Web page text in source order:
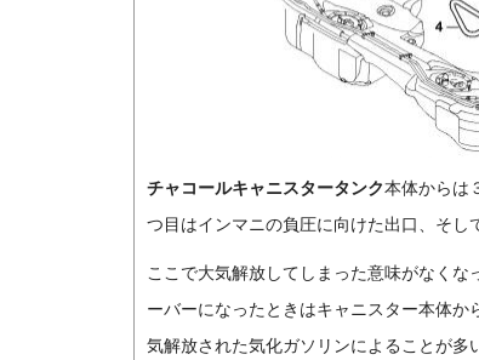
チャコールキャニスタータンク本体からは
つ目はインマニの負圧に向けた出口、そし
ここで大気解放してしまった意味がなくな
ーバーになったときはキャニスター本体
気解放された気化ガソリンによることが多